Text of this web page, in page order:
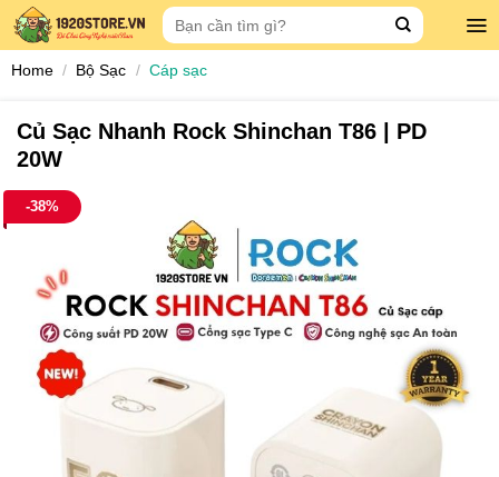
Skip
content
Search
for:
Home / Bộ Sạc / Cáp sạc
Củ Sạc Nhanh Rock Shinchan T86 | PD
20W
-38%